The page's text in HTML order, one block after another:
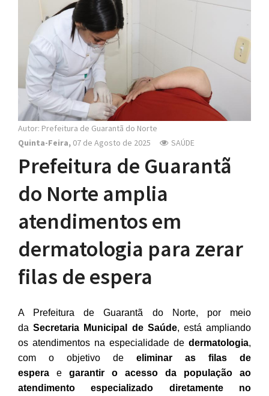
o
n
Autor: Prefeitura de Guarantã do Norte
Quinta-Feira, 07 de Agosto de 2025 SAÚDE
Prefeitura de Guarantã
do Norte amplia
atendimentos em
dermatologia para zerar
filas de espera
A Prefeitura de Guarantã do Norte, por meio
daSecretaria Municipal de Saúde, está ampliando
os atendimentos na especialidade de dermatologia,
com o objetivo de eliminar as filas de
espera e garantir o acesso da população ao
atendimento especializado diretamente no